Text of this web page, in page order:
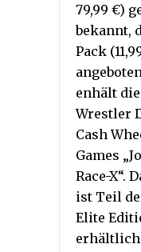
79,99 €)
bekannt,
Pack
enhält
Wrestler
Cash
Games
Race-X“.
ist Teil
Elite